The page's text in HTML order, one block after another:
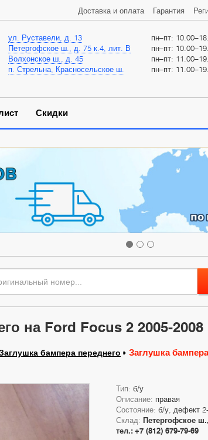
ул. Руставели, д. 13
пн–пт:
Петергофское ш., д. 75 к.4, лит. В
пн–пт:
Волхонское ш., д. 45
пн–пт:
п. Стрельна, Красносельское ш.
пн–пт:
Скидки
Доставка и оплата Гарантия
на Ford Focus 2 2005-2008
бампера переднего Заглушка
Тип: б/у
Описание: правая
Состояние: б/у, дефект
Склад: Петергофское
тел.: +7 (812) 679-79-69